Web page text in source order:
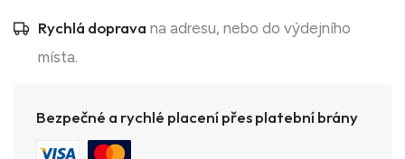
Rychlá doprava na adresu, nebo do výdejního
místa.
Bezpečné a rychlé placení přes platební brány